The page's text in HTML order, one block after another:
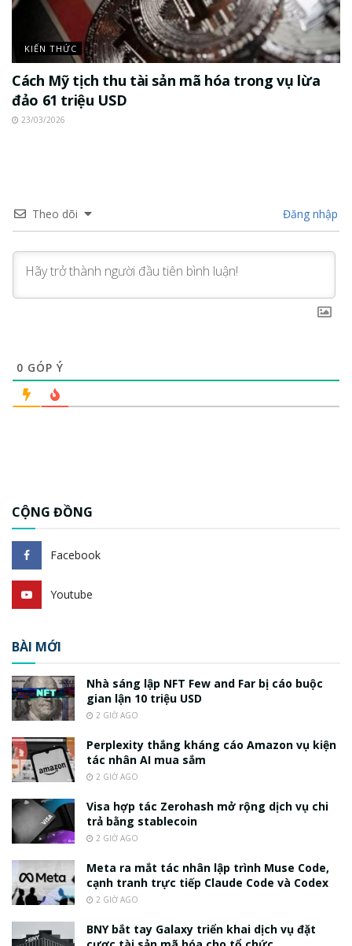
KIẾN THỨC
Cách Mỹ tịch thu tài sản mã hóa trong vụ lừa
đảo 61 triệu USD
23/03/2026
Theo dõi Đăng nhập
0 GÓP Ý
CỘNG ĐỒNG
Facebook
Youtube
BÀI MỚI
Nhà sáng lập NFT Few and Far bị cáo buộc
gian lận 10 triệu USD
2 GIỜ AGO
Perplexity thắng kháng cáo Amazon vụ kiện
tác nhân AI mua sắm
2 GIỜ AGO
Visa hợp tác Zerohash mở rộng dịch vụ chi
trả bằng stablecoin
2 GIỜ AGO
Meta ra mắt tác nhân lập trình Muse Code,
cạnh tranh trực tiếp Claude Code và Codex
2 GIỜ AGO
BNY bắt tay Galaxy triển khai dịch vụ đặt